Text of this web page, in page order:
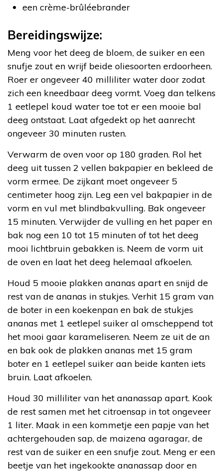
een crème-brûléebrander
Bereidingswijze:
Meng voor het deeg de bloem, de suiker en een
snufje zout en wrijf beide oliesoorten erdoorheen.
Roer er ongeveer 40 milliliter water door zodat
zich een kneedbaar deeg vormt. Voeg dan telkens
1 eetlepel koud water toe tot er een mooie bal
deeg ontstaat. Laat afgedekt op het aanrecht
ongeveer 30 minuten rusten.
Verwarm de oven voor op 180 graden. Rol het
deeg uit tussen 2 vellen bakpapier en bekleed de
vorm ermee. De zijkant moet ongeveer 5
centimeter hoog zijn. Leg een vel bakpapier in de
vorm en vul met blindbakvulling. Bak ongeveer
15 minuten. Verwijder de vulling en het paper en
bak nog een 10 tot 15 minuten of tot het deeg
mooi lichtbruin gebakken is. Neem de vorm uit
de oven en laat het deeg helemaal afkoelen.
Houd 5 mooie plakken ananas apart en snijd de
rest van de ananas in stukjes. Verhit 15 gram van
de boter in een koekenpan en bak de stukjes
ananas met 1 eetlepel suiker al omscheppend tot
het mooi gaar karameliseren. Neem ze uit de an
en bak ook de plakken ananas met 15 gram
boter en 1 eetlepel suiker aan beide kanten iets
bruin. Laat afkoelen.
Houd 30 milliliter van het ananassap apart. Kook
de rest samen met het citroensap in tot ongeveer
1 liter. Maak in een kommetje een papje van het
achtergehouden sap, de maizena agaragar, de
rest van de suiker en een snufje zout. Meng er een
beetje van het ingekookte ananassap door en